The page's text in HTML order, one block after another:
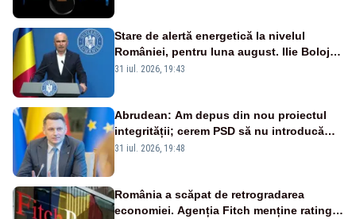
Stare de alertă energetică la nivelul
României, pentru luna august. Ilie Bolojan
a anunțat importuri și posibile restricții –
31 iul. 2026, 19:43
Abrudean: Am depus din nou proiectul
integrității; cerem PSD să nu introducă
amendamente otrăvite, neconstituționale
31 iul. 2026, 19:48
România a scăpat de retrogradarea
economiei. Agenția Fitch menține ratingul